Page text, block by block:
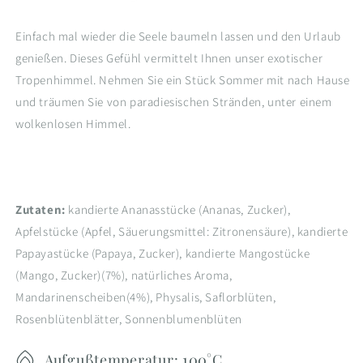
Einfach mal wieder die Seele baumeln lassen und den Urlaub
genießen. Dieses Gefühl vermittelt Ihnen unser exotischer
Tropenhimmel. Nehmen Sie ein Stück Sommer mit nach Hause
und träumen Sie von paradiesischen Stränden, unter einem
wolkenlosen Himmel.
Zutaten: kandierte Ananasstücke (Ananas, Zucker),
Apfelstücke (Apfel, Säuerungsmittel: Zitronensäure), kandierte
Papayastücke (Papaya, Zucker), kandierte Mangostücke
(Mango, Zucker)(7%), natürliches Aroma,
Mandarinenscheiben(4%), Physalis, Saflorblüten,
Rosenblütenblätter, Sonnenblumenblüten